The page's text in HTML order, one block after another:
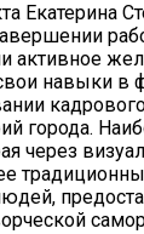
Екатерина
активное
навыки в
города.
через